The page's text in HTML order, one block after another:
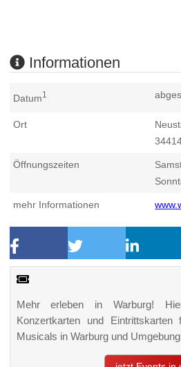
Informationen
Datum1
Ort
Öffnungszeiten
mehr Informationen
Mehr erleben in Warburg!
Konzertkarten und
Musicals in Warburg und